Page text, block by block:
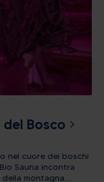
del Bosco
nel cuore dei boschi
Sauna incontra
montagna.